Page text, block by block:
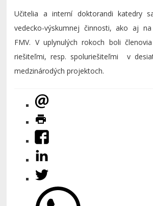
Učitelia a interní doktorandi katedry
vedecko-výskumnej činnosti, ako aj
FMV. V uplynulých rokoch boli
riešiteľmi, resp. spoluriešiteľmi v
medzinárodých projektoch.